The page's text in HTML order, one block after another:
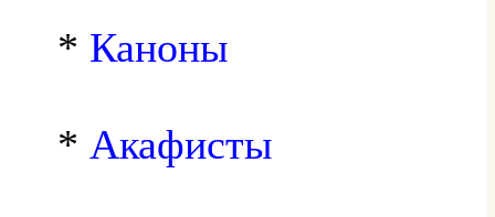
* Каноны
* Акафисты